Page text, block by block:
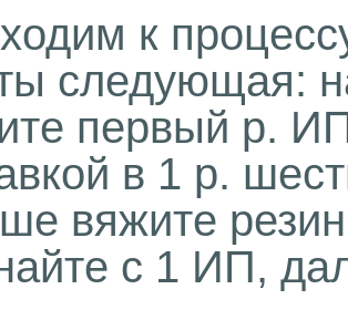
к
следующая:
первый р.
в 1 р.
вяжите
с 1 ИП,